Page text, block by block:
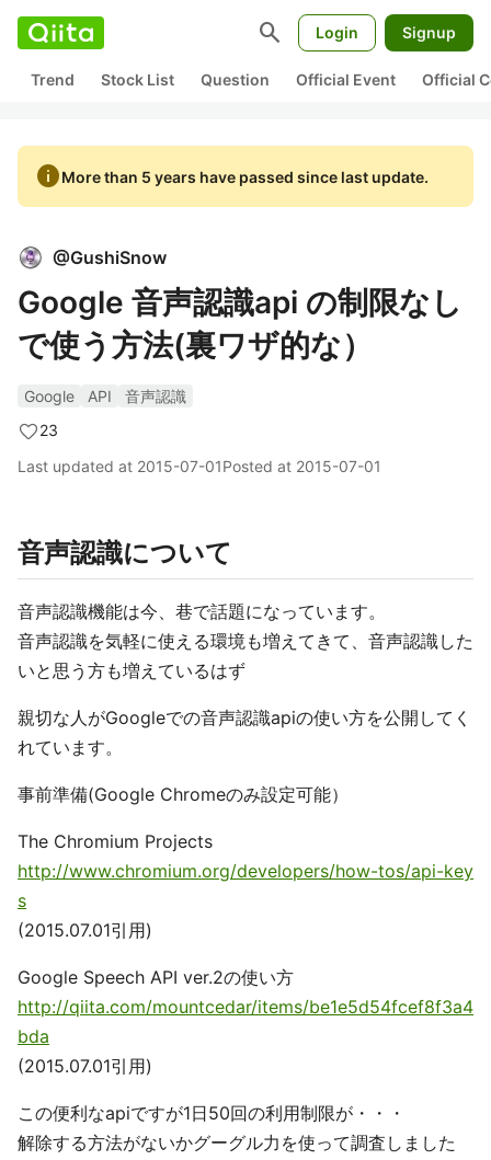
search Login Signup
Trend Stock List Question Official Event Official
infoMore than 5 years have passed since last update.
@GushiSnow
Google 音声認識api の制限なし
で使う方法(裏ワザ的な）
Google API
音声認識
23
Last updated at 2015-07-01Posted at 2015-07-01
音声認識について
音声認識機能は今、巷で話題になっています。
音声認識を気軽に使える環境も増えてきて、音声認識した
いと思う方も増えているはず
親切な人がGoogleでの音声認識apiの使い方を公開してく
れています。
事前準備(Google Chromeのみ設定可能）
The Chromium Projects
http://www.chromium.org/developers/how-tos/api-key
s
(2015.07.01引用)
Google Speech API ver.2の使い方
http://qiita.com/mountcedar/items/be1e5d54fcef8f3a4
bda
(2015.07.01引用)
この便利なapiですが1日50回の利用制限が・・・
解除する方法がないかグーグル力を使って調査しました